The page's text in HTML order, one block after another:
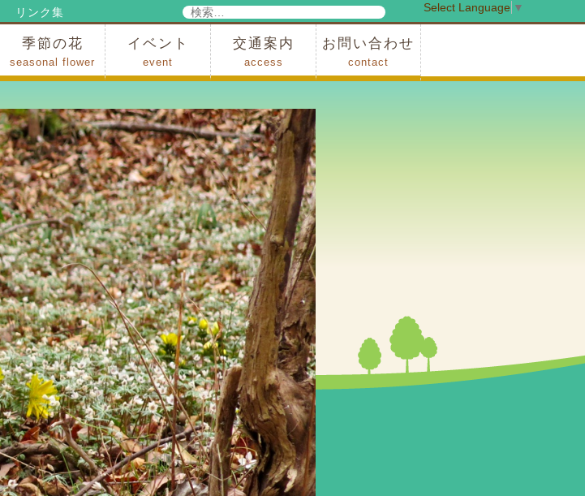
リンク集
検
検
索
季節の花
seasonal flower
イベント
event
交通案内
access
お問い合わせ
contact
Select Language ▼